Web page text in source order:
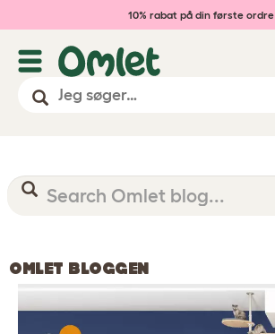
10% rabat på din første ordre
OMLET BLOGGEN